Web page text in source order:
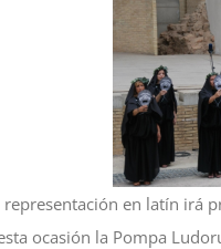
representación en latín irá
ocasión la Pompa